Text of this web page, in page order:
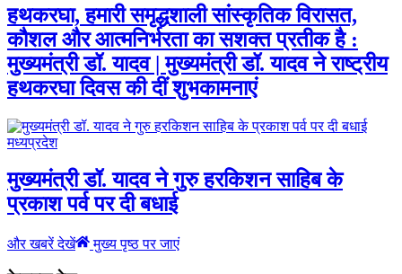
हथकरघा, हमारी समृद्धशाली सांस्कृतिक विरासत,
कौशल और आत्मनिर्भरता का सशक्त प्रतीक है :
मुख्यमंत्री डॉ. यादव | मुख्यमंत्री डॉ. यादव ने राष्ट्रीय
हथकरघा दिवस की दीं शुभकामनाएं
मध्यप्रदेश
मुख्यमंत्री डॉ. यादव ने गुरु हरकिशन साहिब के
प्रकाश पर्व पर दी बधाई
और खबरें देखें मुख्य पृष्ठ पर जाएं